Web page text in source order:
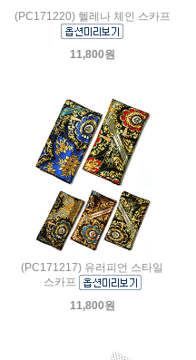
(PC171220) 헬레나 체인 스카프
11,800원
(PC171217) 유러피언 스타일
스카프
11,800원